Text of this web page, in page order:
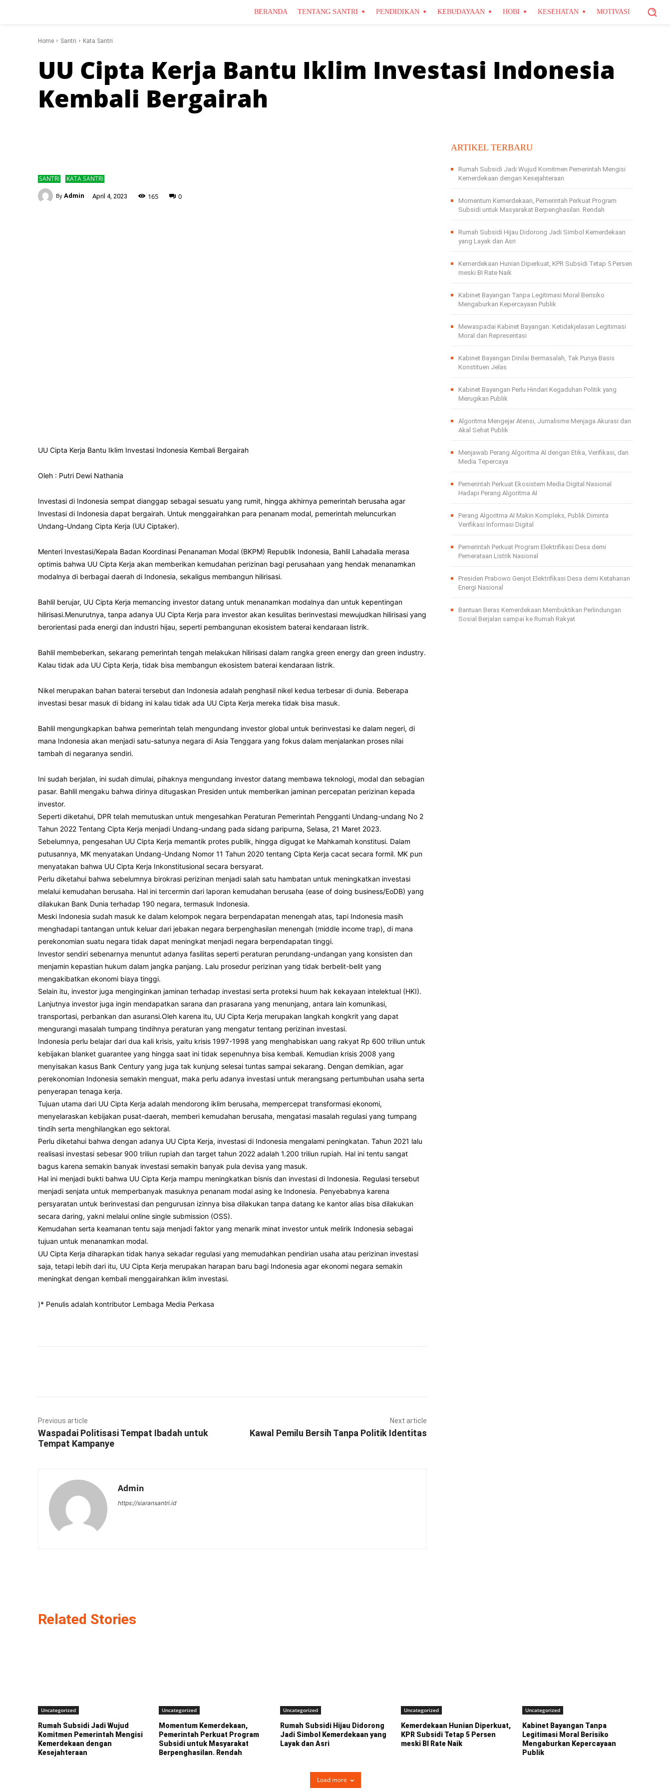
BERANDA TENTANG SANTRI PENDIDIKAN KEBUDAYAAN HOBI KESEHATAN MOTIVASI
Home Santri Kata Santri
UU Cipta Kerja Bantu Iklim Investasi Indonesia
Kembali Bergairah
SANTRI KATA SANTRI
By Admin April 4, 2023 165 0
UU Cipta Kerja Bantu Iklim Investasi Indonesia Kembali Bergairah
Oleh : Putri Dewi Nathania
Investasi di Indonesia sempat dianggap sebagai sesuatu yang rumit, hingga akhirnya pemerintah berusaha agar
Investasi di Indonesia dapat bergairah. Untuk menggairahkan para penanam modal, pemerintah meluncurkan
Undang-Undang Cipta Kerja (UU Ciptaker).
Menteri Investasi/Kepala Badan Koordinasi Penanaman Modal (BKPM) Republik Indonesia, Bahlil Lahadalia merasa
optimis bahwa UU Cipta Kerja akan memberikan kemudahan perizinan bagi perusahaan yang hendak menanamkan
modalnya di berbagai daerah di Indonesia, sekaligus membangun hilirisasi.
Bahlil berujar, UU Cipta Kerja memancing investor datang untuk menanamkan modalnya dan untuk kepentingan
hilirisasi.Menurutnya, tanpa adanya UU Cipta Kerja para investor akan kesulitas berinvestasi mewujudkan hilirisasi yang
berorientasi pada energi dan industri hijau, seperti pembangunan ekosistem baterai kendaraan listrik.
Bahlil membeberkan, sekarang pemerintah tengah melakukan hilirisasi dalam rangka green energy dan green industry.
Kalau tidak ada UU Cipta Kerja, tidak bisa membangun ekosistem baterai kendaraan listrik.
Nikel merupakan bahan baterai tersebut dan Indonesia adalah penghasil nikel kedua terbesar di dunia. Beberapa
investasi besar masuk di bidang ini kalau tidak ada UU Cipta Kerja mereka tidak bisa masuk.
Bahlil mengungkapkan bahwa pemerintah telah mengundang investor global untuk berinvestasi ke dalam negeri, di
mana Indonesia akan menjadi satu-satunya negara di Asia Tenggara yang fokus dalam menjalankan proses nilai
tambah di negaranya sendiri.
Ini sudah berjalan, ini sudah dimulai, pihaknya mengundang investor datang membawa teknologi, modal dan sebagian
pasar. Bahlil mengaku bahwa dirinya ditugaskan Presiden untuk memberikan jaminan percepatan perizinan kepada
investor.
Seperti diketahui, DPR telah memutuskan untuk mengesahkan Peraturan Pemerintah Pengganti Undang-undang No 2
Tahun 2022 Tentang Cipta Kerja menjadi Undang-undang pada sidang paripurna, Selasa, 21 Maret 2023.
Sebelumnya, pengesahan UU Cipta Kerja memantik protes publik, hingga digugat ke Mahkamah konstitusi. Dalam
putusannya, MK menyatakan Undang-Undang Nomor 11 Tahun 2020 tentang Cipta Kerja cacat secara formil. MK pun
menyatakan bahwa UU Cipta Kerja Inkonstitusional secara bersyarat.
Perlu diketahui bahwa sebelumnya birokrasi perizinan menjadi salah satu hambatan untuk meningkatkan investasi
melalui kemudahan berusaha. Hal ini tercermin dari laporan kemudahan berusaha (ease of doing business/EoDB) yang
dilakukan Bank Dunia terhadap 190 negara, termasuk Indonesia.
Meski Indonesia sudah masuk ke dalam kelompok negara berpendapatan menengah atas, tapi Indonesia masih
menghadapi tantangan untuk keluar dari jebakan negara berpenghasilan menengah (middle income trap), di mana
perekonomian suatu negara tidak dapat meningkat menjadi negara berpendapatan tinggi.
Investor sendiri sebenarnya menuntut adanya fasilitas seperti peraturan perundang-undangan yang konsisten dan
menjamin kepastian hukum dalam jangka panjang. Lalu prosedur perizinan yang tidak berbelit-belit yang
mengakibatkan ekonomi biaya tinggi.
Selain itu, investor juga menginginkan jaminan terhadap investasi serta proteksi huum hak kekayaan intelektual (HKI).
Lanjutnya investor juga ingin mendapatkan sarana dan prasarana yang menunjang, antara lain komunikasi,
transportasi, perbankan dan asuransi.Oleh karena itu, UU Cipta Kerja merupakan langkah kongkrit yang dapat
mengurangi masalah tumpang tindihnya peraturan yang mengatur tentang perizinan investasi.
Indonesia perlu belajar dari dua kali krisis, yaitu krisis 1997-1998 yang menghabiskan uang rakyat Rp 600 triliun untuk
kebijakan blanket guarantee yang hingga saat ini tidak sepenuhnya bisa kembali. Kemudian krisis 2008 yang
menyisakan kasus Bank Century yang juga tak kunjung selesai tuntas sampai sekarang. Dengan demikian, agar
perekonomian Indonesia semakin menguat, maka perlu adanya investasi untuk merangsang pertumbuhan usaha serta
penyerapan tenaga kerja.
Tujuan utama dari UU Cipta Kerja adalah mendorong iklim berusaha, mempercepat transformasi ekonomi,
menyelaraskan kebijakan pusat-daerah, memberi kemudahan berusaha, mengatasi masalah regulasi yang tumpang
tindih serta menghilangkan ego sektoral.
Perlu diketahui bahwa dengan adanya UU Cipta Kerja, investasi di Indonesia mengalami peningkatan. Tahun 2021 lalu
realisasi investasi sebesar 900 triliun rupiah dan target tahun 2022 adalah 1.200 triliun rupiah. Hal ini tentu sangat
bagus karena semakin banyak investasi semakin banyak pula devisa yang masuk.
Hal ini menjadi bukti bahwa UU Cipta Kerja mampu meningkatkan bisnis dan investasi di Indonesia. Regulasi tersebut
menjadi senjata untuk memperbanyak masuknya penanam modal asing ke Indonesia. Penyebabnya karena
persyaratan untuk berinvestasi dan pengurusan izinnya bisa dilakukan tanpa datang ke kantor alias bisa dilakukan
secara daring, yakni melalui online single submission (OSS).
Kemudahan serta keamanan tentu saja menjadi faktor yang menarik minat investor untuk melirik Indonesia sebagai
tujuan untuk menanamkan modal.
UU Cipta Kerja diharapkan tidak hanya sekadar regulasi yang memudahkan pendirian usaha atau perizinan investasi
saja, tetapi lebih dari itu, UU Cipta Kerja merupakan harapan baru bagi Indonesia agar ekonomi negara semakin
meningkat dengan kembali menggairahkan iklim investasi.
)* Penulis adalah kontributor Lembaga Media Perkasa
Previous article
Waspadai Politisasi Tempat Ibadah untuk
Tempat Kampanye
Next article
Kawal Pemilu Bersih Tanpa Politik Identitas
Admin
https://siaransantri.id
ARTIKEL TERBARU
Rumah Subsidi Jadi Wujud Komitmen Pemerintah Mengisi
Kemerdekaan dengan Kesejahteraan
Momentum Kemerdekaan, Pemerintah Perkuat Program
Subsidi untuk Masyarakat Berpenghasilan. Rendah
Rumah Subsidi Hijau Didorong Jadi Simbol Kemerdekaan
yang Layak dan Asri
Kemerdekaan Hunian Diperkuat, KPR Subsidi Tetap 5 Persen
meski BI Rate Naik
Kabinet Bayangan Tanpa Legitimasi Moral Berisiko
Mengaburkan Kepercayaan Publik
Mewaspadai Kabinet Bayangan: Ketidakjelasan Legitimasi
Moral dan Representasi
Kabinet Bayangan Dinilai Bermasalah, Tak Punya Basis
Konstituen Jelas
Kabinet Bayangan Perlu Hindari Kegaduhan Politik yang
Merugikan Publik
Algoritma Mengejar Atensi, Jurnalisme Menjaga Akurasi dan
Akal Sehat Publik
Menjawab Perang Algoritma AI dengan Etika, Verifikasi, dan
Media Tepercaya
Pemerintah Perkuat Ekosistem Media Digital Nasional
Hadapi Perang Algoritma AI
Perang Algoritma AI Makin Kompleks, Publik Diminta
Verifikasi Informasi Digital
Pemerintah Perkuat Program Elektrifikasi Desa demi
Pemerataan Listrik Nasional
Presiden Prabowo Genjot Elektrifikasi Desa demi Ketahanan
Energi Nasional
Bantuan Beras Kemerdekaan Membuktikan Perlindungan
Sosial Berjalan sampai ke Rumah Rakyat
Related Stories
Uncategorized
Rumah Subsidi Jadi Wujud
Komitmen Pemerintah Mengisi
Kemerdekaan dengan
Kesejahteraan
Uncategorized
Momentum Kemerdekaan,
Pemerintah Perkuat Program
Subsidi untuk Masyarakat
Berpenghasilan. Rendah
Uncategorized
Rumah Subsidi Hijau Didorong
Jadi Simbol Kemerdekaan yang
Layak dan Asri
Uncategorized
Kemerdekaan Hunian Diperkuat,
KPR Subsidi Tetap 5 Persen
meski BI Rate Naik
Uncategorized
Kabinet Bayangan Tanpa
Legitimasi Moral Berisiko
Mengaburkan Kepercayaan
Publik
Load more